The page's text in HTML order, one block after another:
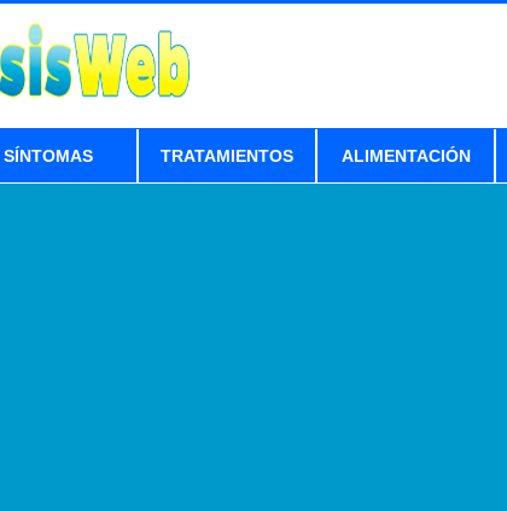
SÍNTOMAS TRATAMIENTOS ALIMENTACIÓN